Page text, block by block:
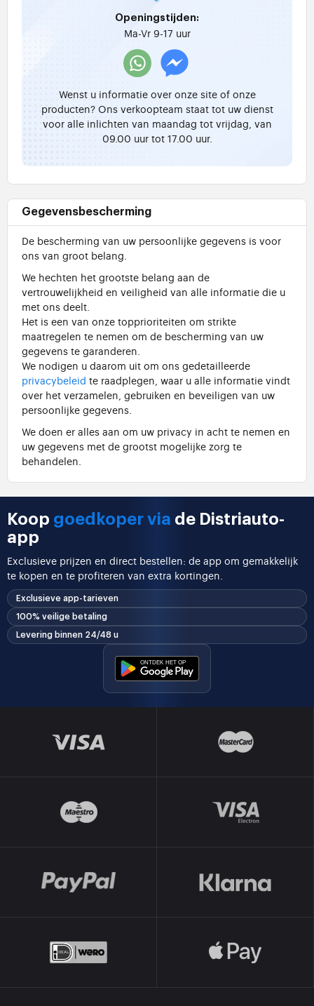
Openingstijden:
Ma-Vr 9-17 uur
Wenst u informatie over onze site of onze
producten? Ons verkoopteam staat tot uw dienst
voor alle inlichten van maandag tot vrijdag, van
09.00 uur tot 17.00 uur.
Gegevensbescherming
De bescherming van uw persoonlijke gegevens is voor
ons van groot belang.
We hechten het grootste belang aan de
vertrouwelijkheid en veiligheid van alle informatie die u
met ons deelt.
Het is een van onze topprioriteiten om strikte
maatregelen te nemen om de bescherming van uw
gegevens te garanderen.
We nodigen u daarom uit om ons gedetailleerde
privacybeleid te raadplegen, waar u alle informatie vindt
over het verzamelen, gebruiken en beveiligen van uw
persoonlijke gegevens.
We doen er alles aan om uw privacy in acht te nemen en
uw gegevens met de grootst mogelijke zorg te
behandelen.
Koop goedkoper via de Distriauto-
app
Exclusieve prijzen en direct bestellen: de app om gemakkelijk
te kopen en te profiteren van extra kortingen.
Exclusieve app-tarieven
100% veilige betaling
Levering binnen 24/48 u